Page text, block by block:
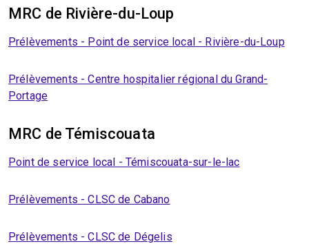
MRC de Rivière-du-Loup
Prélèvements - Point de service local - Rivière-du-Loup
Prélèvements - Centre hospitalier régional du Grand-
Portage
MRC de Témiscouata
Point de service local - Témiscouata-sur-le-lac
Prélèvements - CLSC de Cabano
Prélèvements - CLSC de Dégelis